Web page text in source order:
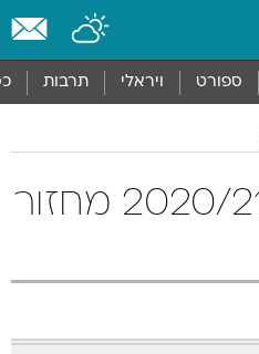
ספורט ויראלי תרבות
ליגה ספרדית 2020/21 מחזור